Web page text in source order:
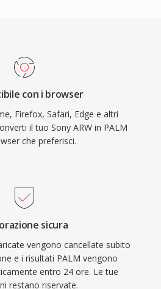
con i browser
Firefox, Safari, Edge e altri
il tuo Sony ARW in PALM
che preferisci.
sicura
vengono cancellate subito
e i risultati PALM vengono
entro 24 ore. Le tue
restano riservate.